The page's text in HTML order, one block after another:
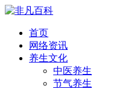
首页
网络资讯
养生文化
中医养生
节气养生